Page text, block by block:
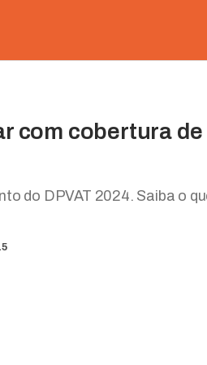
com cobertura de
do DPVAT 2024. Saiba o